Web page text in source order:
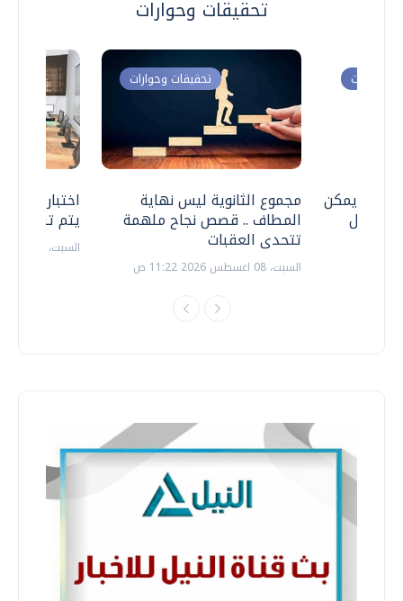
تحقيقات وحوارات
اختبارات
يتم
السبت، 18 يوليو 2026 09:22 ص
تحقيقات وحوارات
مجموع الثانوية ليس نهاية
المطاف .. قصص نجاح ملهمة
تتحدى العقبات
السبت، 08 اغسطس 2026 11:22 ص
وحوارات
.. هل يمكن
نتعامل